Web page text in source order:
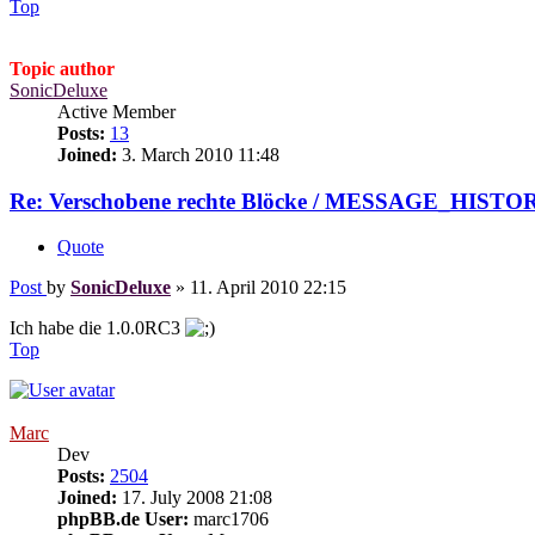
Top
Topic author
SonicDeluxe
Active Member
Posts: 13
Joined: 3. March 2010 11:48
Re: Verschobene rechte Blöcke /
Quote
Post by SonicDeluxe » 11. April 2010 22:15
Ich habe die 1.0.0RC3
Top
Marc
Dev
Posts: 2504
Joined: 17. July 2008 21:08
phpBB.de User: marc1706